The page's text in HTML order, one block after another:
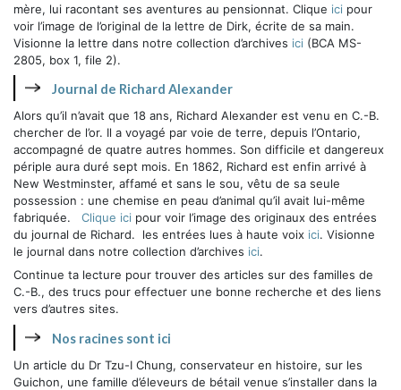
mère, lui racontant ses aventures au pensionnat. Clique ici pour
voir l’image de l’original de la lettre de Dirk, écrite de sa main.
Visionne la lettre dans notre collection d’archives ici (BCA MS-
2805, box 1, file 2).
Journal de Richard Alexander
Alors qu’il n’avait que 18 ans, Richard Alexander est venu en C.-B.
chercher de l’or. Il a voyagé par voie de terre, depuis l’Ontario,
accompagné de quatre autres hommes. Son difficile et dangereux
périple aura duré sept mois. En 1862, Richard est enfin arrivé à
New Westminster, affamé et sans le sou, vêtu de sa seule
possession : une chemise en peau d’animal qu’il avait lui-même
fabriquée. Clique ici pour voir l’image des originaux des entrées
du journal de Richard. les entrées lues à haute voix ici. Visionne
le journal dans notre collection d’archives ici.
Continue ta lecture pour trouver des articles sur des familles de
C.-B., des trucs pour effectuer une bonne recherche et des liens
vers d’autres sites.
Nos racines sont ici
Un article du Dr Tzu-I Chung, conservateur en histoire, sur les
Guichon, une famille d’éleveurs de bétail venue s’installer dans la